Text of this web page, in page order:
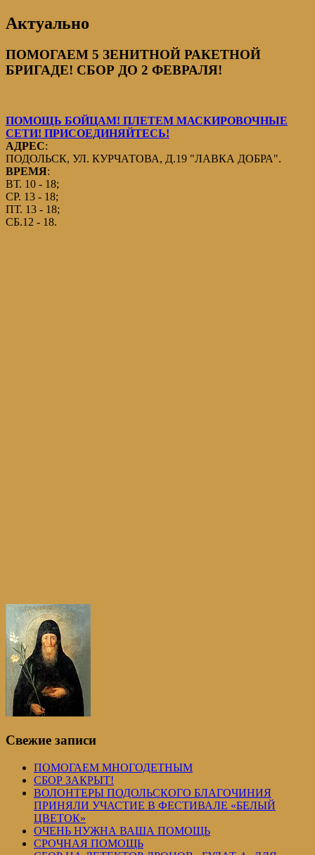
Актуально
ПОМОГАЕМ 5 ЗЕНИТНОЙ РАКЕТНОЙ
БРИГАДЕ! СБОР ДО 2 ФЕВРАЛЯ!
ПОМОЩЬ БОЙЦАМ! ПЛЕТЕМ МАСКИРОВОЧНЫЕ
СЕТИ! ПРИСОЕДИНЯЙТЕСЬ!
АДРЕС:
ПОДОЛЬСК, УЛ. КУРЧАТОВА, Д.19 "ЛАВКА ДОБРА".
ВРЕМЯ:
ВТ. 10 - 18;
СР. 13 - 18;
ПТ. 13 - 18;
СБ.12 - 18.
Свежие записи
ПОМОГАЕМ МНОГОДЕТНЫМ
СБОР ЗАКРЫТ!
ВОЛОНТЕРЫ ПОДОЛЬСКОГО БЛАГОЧИНИЯ
ПРИНЯЛИ УЧАСТИЕ В ФЕСТИВАЛЕ «БЕЛЫЙ
ЦВЕТОК»
ОЧЕНЬ НУЖНА ВАША ПОМОЩЬ
СРОЧНАЯ ПОМОЩЬ